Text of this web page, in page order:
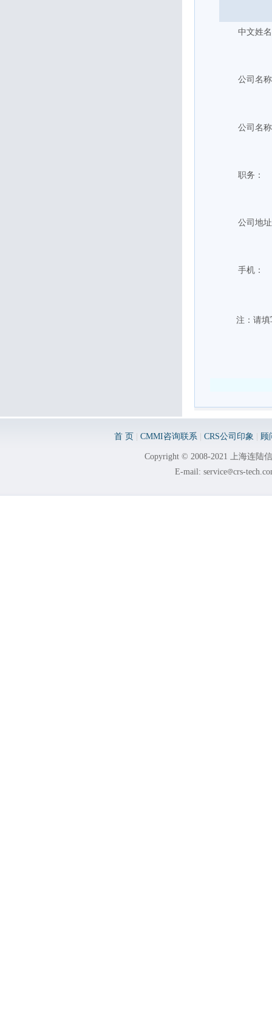
中文姓
公司名
公司名
职务：
公司地
手机：
注：请
首 页 CMMI咨询联系 CRS公司印象 顾
Copyright © 2008-2021 上海连陆
E-mail: service
crs-